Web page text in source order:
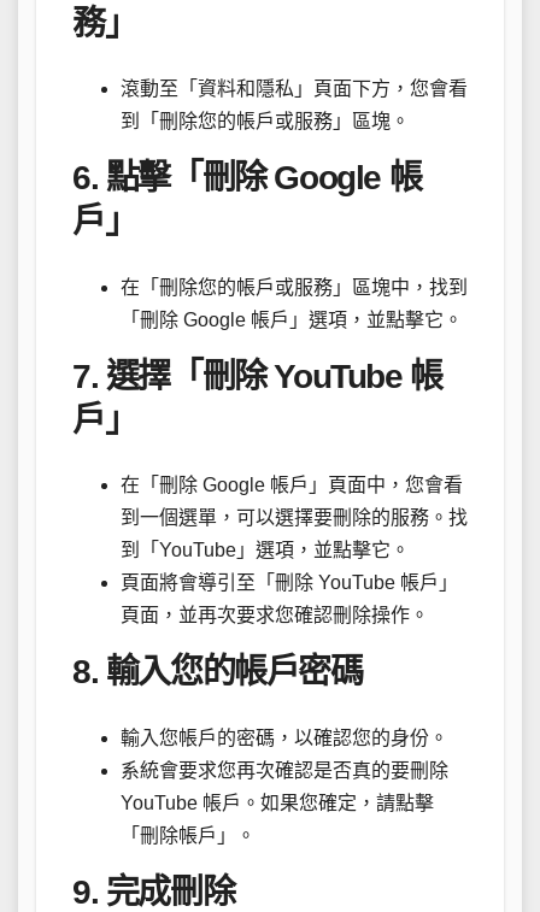
務」
滾動至「資料和隱私」頁面下方，您會看
到「刪除您的帳戶或服務」區塊。
6. 點擊「刪除 Google 帳
戶」
在「刪除您的帳戶或服務」區塊中，找到
「刪除 Google 帳戶」選項，並點擊它。
7. 選擇「刪除 YouTube 帳
戶」
在「刪除 Google 帳戶」頁面中，您會看
到一個選單，可以選擇要刪除的服務。找
到「YouTube」選項，並點擊它。
頁面將會導引至「刪除 YouTube 帳戶」
頁面，並再次要求您確認刪除操作。
8. 輸入您的帳戶密碼
輸入您帳戶的密碼，以確認您的身份。
系統會要求您再次確認是否真的要刪除
YouTube 帳戶。如果您確定，請點擊
「刪除帳戶」。
9. 完成刪除